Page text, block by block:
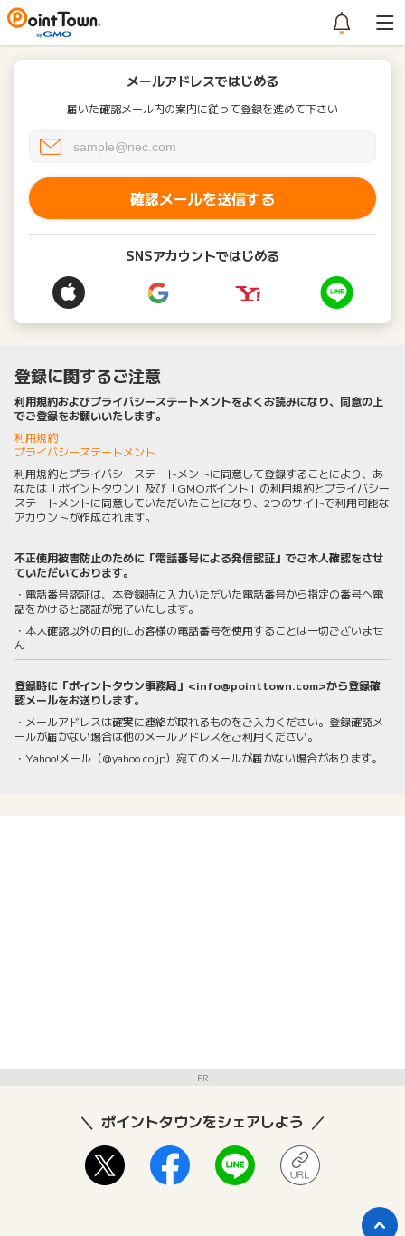
メールアドレスではじめる
届いた確認メール内の案内に従って登録を進めて下さい
確認メールを送信する
SNSアカウントではじめる
登録に関するご注意
利用規約およびプライバシーステートメントをよくお読みになり、同意の上
でご登録をお願いいたします。
利用規約
プライバシーステートメント
利用規約とプライバシーステートメントに同意して登録することにより、あ
なたは「ポイントタウン」及び「GMOポイント」の利用規約とプライバシー
ステートメントに同意していただいたことになり、2つのサイトで利用可能な
アカウントが作成されます。
不正使用被害防止のために「電話番号による発信認証」でご本人確認をさせ
ていただいております。
・電話番号認証は、本登録時に入力いただいた電話番号から指定の番号へ電
話をかけると認証が完了いたします。
・本人確認以外の目的にお客様の電話番号を使用することは一切ございませ
ん
登録時に「ポイントタウン事務局」<info@pointtown.com>から登録確
認メールをお送りします。
・メールアドレスは確実に連絡が取れるものをご入力ください。登録確認メ
ールが届かない場合は他のメールアドレスをご利用ください。
・Yahoo!メール（@yahoo.co.jp）宛てのメールが届かない場合があります。
PR
ポイントタウンをシェアしよう